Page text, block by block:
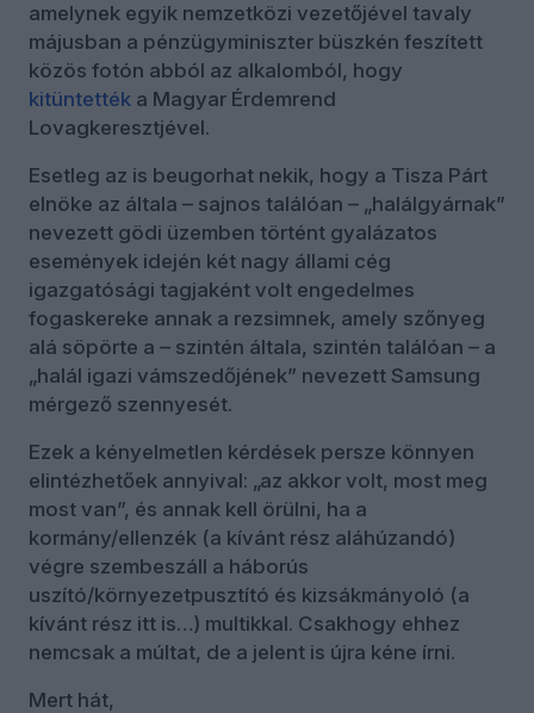
amelynek egyik nemzetközi vezetőjével tavaly
májusban a pénzügyminiszter büszkén feszített
közös fotón abból az alkalomból, hogy
kitüntették a Magyar Érdemrend
Lovagkeresztjével.
Esetleg az is beugorhat nekik, hogy a Tisza Párt
elnöke az általa – sajnos találóan – „halálgyárnak”
nevezett gödi üzemben történt gyalázatos
események idején két nagy állami cég
igazgatósági tagjaként volt engedelmes
fogaskereke annak a rezsimnek, amely szőnyeg
alá söpörte a – szintén általa, szintén találóan – a
„halál igazi vámszedőjének” nevezett Samsung
mérgező szennyesét.
Ezek a kényelmetlen kérdések persze könnyen
elintézhetőek annyival: „az akkor volt, most meg
most van”, és annak kell örülni, ha a
kormány/ellenzék (a kívánt rész aláhúzandó)
végre szembeszáll a háborús
uszító/környezetpusztító és kizsákmányoló (a
kívánt rész itt is…) multikkal. Csakhogy ehhez
nemcsak a múltat, de a jelent is újra kéne írni.
Mert hát,